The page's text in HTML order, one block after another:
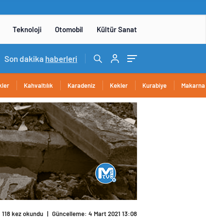
Teknoloji Otomobil Kültür Sanat
15:06 / DENEYAP Teknoloji Atölyeleri uygulama sınavı 1
Son dakika haberleri
Kahvaltılık Karadeniz Kekler Kurabiye Makarna
118 kez okundu | Güncelleme: 4 Mart 2021 13:08